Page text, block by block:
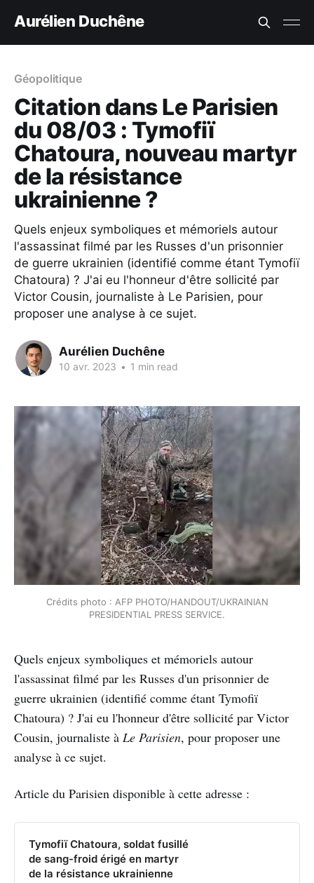
Aurélien Duchêne
Géopolitique
Citation dans Le Parisien
du 08/03 : Tymofiï
Chatoura, nouveau martyr
de la résistance
ukrainienne ?
Quels enjeux symboliques et mémoriels autour
l'assassinat filmé par les Russes d'un prisonnier
de guerre ukrainien (identifié comme étant Tymofiï
Chatoura) ? J'ai eu l'honneur d'être sollicité par
Victor Cousin, journaliste à Le Parisien, pour
proposer une analyse à ce sujet.
Aurélien Duchêne
10 avr. 2023 • 1 min read
Crédits photo : AFP PHOTO/HANDOUT/UKRAINIAN
PRESIDENTIAL PRESS SERVICE.
Quels enjeux symboliques et mémoriels autour
l'assassinat filmé par les Russes d'un prisonnier de
guerre ukrainien (identifié comme étant Tymofiï
Chatoura) ? J'ai eu l'honneur d'être sollicité par Victor
Cousin, journaliste à Le Parisien, pour proposer une
analyse à ce sujet.
Article du Parisien disponible à cette adresse :
Tymofiï Chatoura, soldat fusillé
de sang-froid érigé en martyr
de la résistance ukrainienne